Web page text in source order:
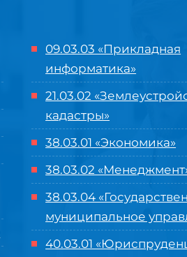
09.03.03 «Прикладная
информатика»
21.03.02
кадастры»
38.03.01 «Экономика»
38.03.02
38.03.04
муниципальное
40.03.01